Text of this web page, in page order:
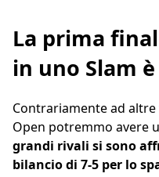
La prima
in uno Slam
Contrariamente ad
Open potremmo avere
grandi rivali si sono
bilancio di 7-5 per lo